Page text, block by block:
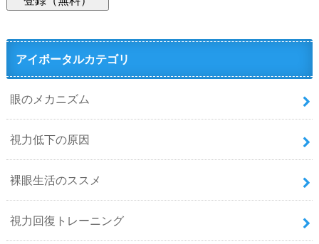
アイポータルカテゴリ
眼のメカニズム
視力低下の原因
裸眼生活のススメ
視力回復トレーニング